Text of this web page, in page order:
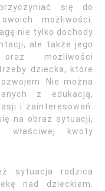
się do
możliwości.
nie tylko dochody
ale także jego
oraz możliwości
dziecka, które
Nie można
z edukacją,
i zainteresowań.
na obraz sytuacji,
właściwej kwoty
sytuacja rodzica
nad dzieckiem.